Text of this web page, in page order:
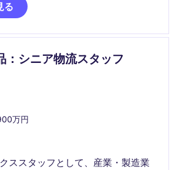
る
：シニア物流スタッフ
万円
ススタッフとして、産業・製造業